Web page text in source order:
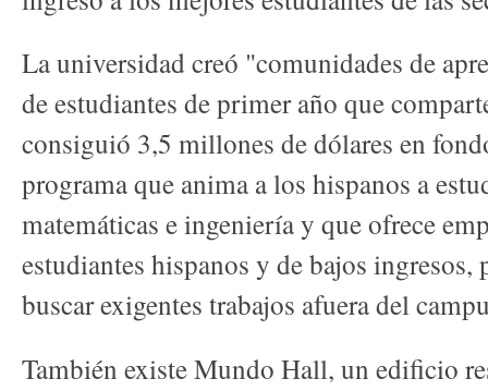
La universidad creó "comunidades de
de estudiantes de primer año que
consiguió 3,5 millones de dólares en
programa que anima a los hispanos a
matemáticas e ingeniería y que ofrece
estudiantes hispanos y de bajos ingresos,
buscar exigentes trabajos afuera del
También existe Mundo Hall, un edificio